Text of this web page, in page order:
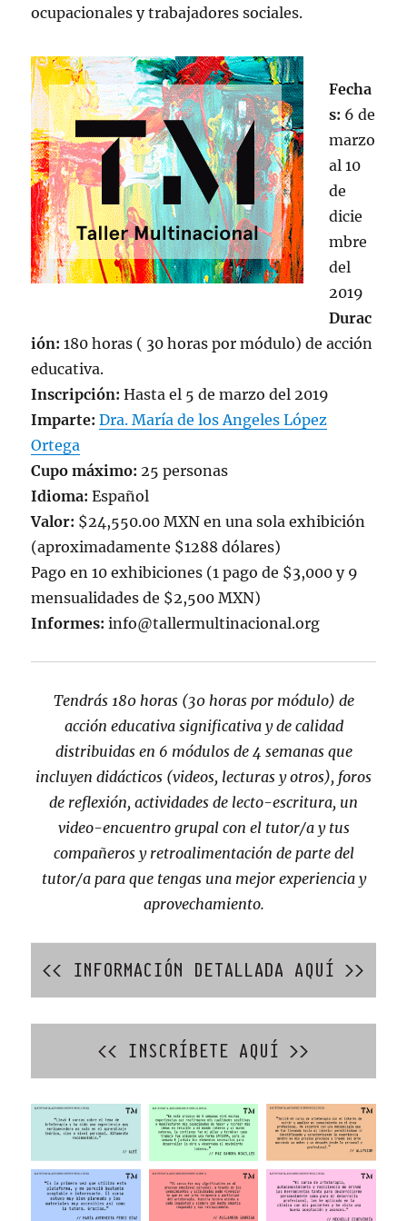
ocupacionales y trabajadores sociales.
Fecha
s: 6 de
marzo
al 10
de
dicie
mbre
del
2019
Durac
ión: 180 horas ( 30 horas por módulo) de acción
educativa.
Inscripción: Hasta el 5 de marzo del 2019
Imparte:Dra. María de los Angeles López
Ortega
Cupo máximo: 25 personas
Idioma: Español
Valor: $24,550.00 MXN en una sola exhibición
(aproximadamente $1288 dólares)
Pago en 10 exhibiciones (1 pago de $3,000 y 9
mensualidades de $2,500 MXN)
Informes: info@tallermultinacional.org
Tendrás 180 horas (30 horas por módulo) de
acción educativa significativa y de calidad
distribuidas en 6 módulos de 4 semanas que
incluyen didácticos (videos, lecturas y otros), foros
de reflexión, actividades de lecto-escritura, un
video-encuentro grupal con el tutor/a y tus
compañeros y retroalimentación de parte del
tutor/a para que tengas una mejor experiencia y
aprovechamiento.